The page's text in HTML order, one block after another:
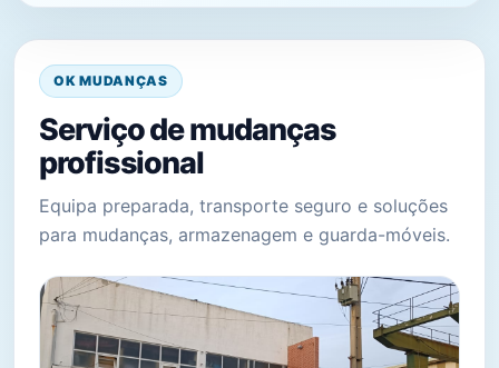
OK MUDANÇAS
Serviço de mudanças
profissional
Equipa preparada, transporte seguro e soluções
para mudanças, armazenagem e guarda-móveis.